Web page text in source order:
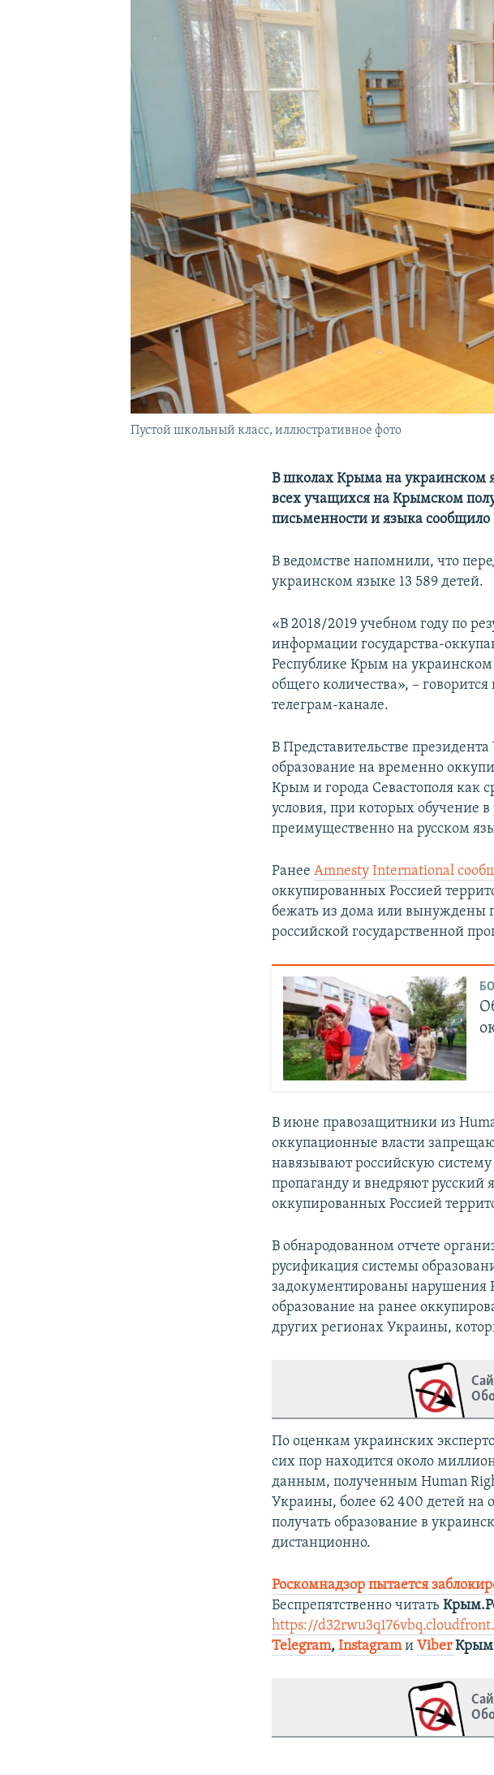
УКРАИНСКАЯ ПРОБЛЕМА КРЫМА
Пустой школьный класс, иллюстративное фото
В школах Крыма на украинском
всех учащихся на Крымском
письменности и языка
В ведомстве напомнили, что
украинском языке 13 589 детей.
«В 2018/2019 учебном году по
информации государства-
Республике Крым на украинском
общего количества», –
телеграм-канале.
В Представительстве
образование на временно
Крым и города Севастополя как
условия, при которых обучение
преимущественно на русском
РанееAmnesty International
оккупированных Россией
бежать из дома или вынуждены
российской государственной
В июне правозащитники из
оккупационные власти
навязывают российскую
пропаганду и внедряют русский
оккупированных Россией
В обнародованном отчете
русификация системы
задокументированы нарушения
образование на ранее
других регионах Украины,
По оценкам украинских
сих пор находится около
данным, полученным Human
Украины, более 62 400 детей на
получать образование в
дистанционно.
Роскомнадзор пытается
Беспрепятственно читать
https://
Telegram,InstagramиViber